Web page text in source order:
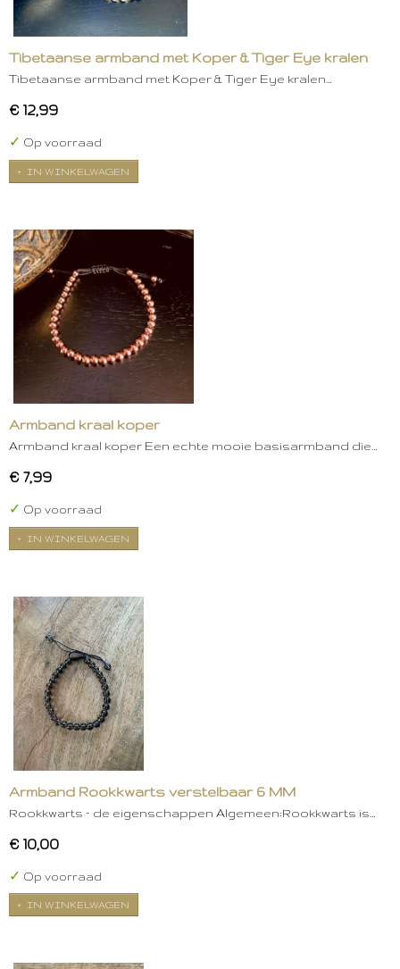
Tibetaanse armband met Koper & Tiger Eye kralen
Tibetaanse armband met Koper & Tiger Eye kralen…
€ 12,99
✓ Op voorraad
IN WINKELWAGEN
Armband kraal koper
Armband kraal koper Een echte mooie basisarmband die…
€ 7,99
✓ Op voorraad
IN WINKELWAGEN
Armband Rookkwarts verstelbaar 6 MM
Rookkwarts – de eigenschappen Algemeen:Rookkwarts is…
€ 10,00
✓ Op voorraad
IN WINKELWAGEN